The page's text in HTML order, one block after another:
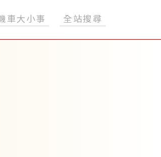
車大小事 全站搜尋